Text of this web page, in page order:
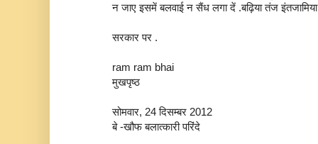
न जाए इसमें बलवाई न सैंध लगा दें .बढ़िया तंज इंतजामिया
सरकार पर .
ram ram bhai
मुखपृष्ठ
सोमवार, 24 दिसम्बर 2012
बे -खौफ बलात्कारी परिंदे